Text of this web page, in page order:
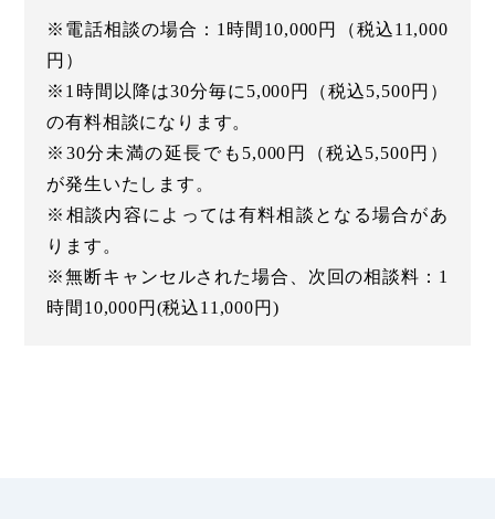
※電話相談の場合：1時間10,000円（税込11,000
円）
※1時間以降は30分毎に5,000円（税込5,500円）
の有料相談になります。
※30分未満の延長でも5,000円（税込5,500円）
が発生いたします。
※相談内容によっては有料相談となる場合があ
ります。
※無断キャンセルされた場合、次回の相談料：1
時間10,000円(税込11,000円)